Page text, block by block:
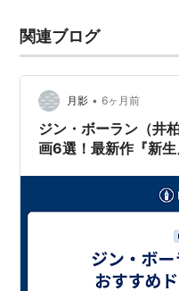
関連ブログ
月影 • 6ヶ月前
ジン・ボーラン（井
画6選！最新作『新